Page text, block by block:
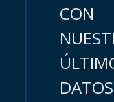
CON
DATOS